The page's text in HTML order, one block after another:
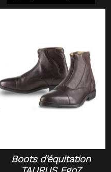
Boots d’équitation